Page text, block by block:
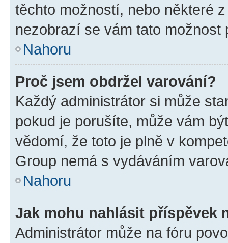
těchto možností, nebo některé
nezobrazí se vám tato
Nahoru
Proč jsem obdržel varování?
Každý administrátor si může
pokud je porušíte, může vám
vědomí, že toto je plně v
Group nemá s vydáváním
Nahoru
Jak mohu nahlásit příspěvek
Administrátor může na fóru